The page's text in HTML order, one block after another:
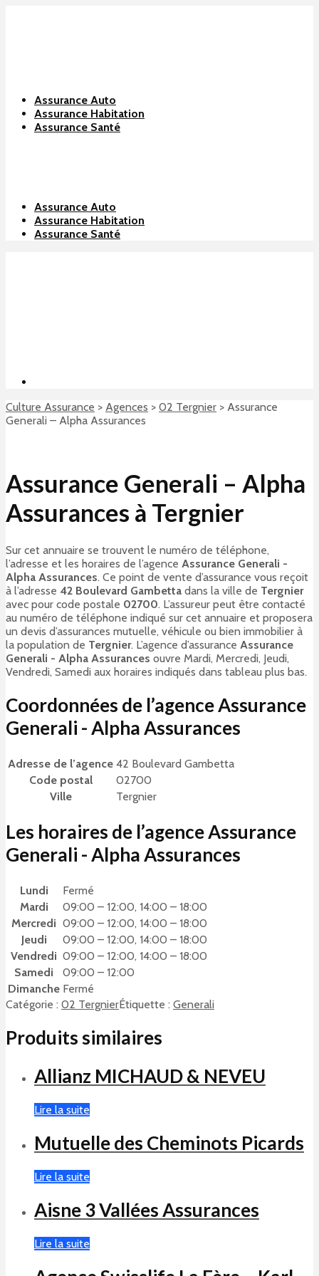
Assurance Auto
Assurance Habitation
Assurance Santé
Assurance Auto
Assurance Habitation
Assurance Santé
Culture Assurance > Agences > 02 Tergnier > Assurance
Generali – Alpha Assurances
Assurance Generali – Alpha
Assurances à Tergnier
Sur cet annuaire se trouvent le numéro de téléphone,
l’adresse et les horaires de l’agence Assurance Generali -
Alpha Assurances. Ce point de vente d’assurance vous reçoit
à l’adresse 42 Boulevard Gambetta dans la ville de Tergnier
avec pour code postale 02700. L’assureur peut être contacté
au numéro de téléphone indiqué sur cet annuaire et proposera
un devis d’assurances mutuelle, véhicule ou bien immobilier à
la population de Tergnier. L’agence d’assurance Assurance
Generali - Alpha Assurances ouvre Mardi, Mercredi, Jeudi,
Vendredi, Samedi aux horaires indiqués dans tableau plus bas.
Coordonnées de l’agence Assurance
Generali - Alpha Assurances
Adresse de l’agence 42 Boulevard Gambetta
Code postal
02700
Ville
Tergnier
Les horaires de l’agence Assurance
Generali - Alpha Assurances
Lundi
Fermé
Mardi
09:00 – 12:00, 14:00 – 18:00
Mercredi 09:00 – 12:00, 14:00 – 18:00
Jeudi
09:00 – 12:00, 14:00 – 18:00
Vendredi 09:00 – 12:00, 14:00 – 18:00
Samedi
09:00 – 12:00
Dimanche Fermé
Catégorie : 02 TergnierÉtiquette : Generali
Produits similaires
Allianz MICHAUD & NEVEU
Lire la suite
Mutuelle des Cheminots Picards
Lire la suite
Aisne 3 Vallées Assurances
Lire la suite